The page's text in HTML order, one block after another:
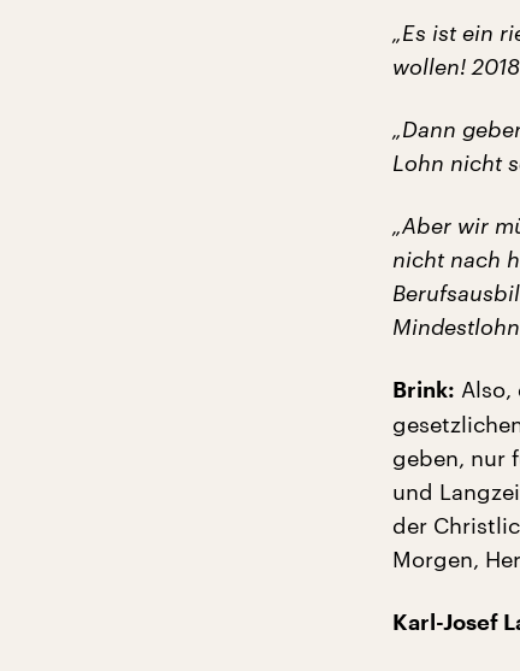
„Es ist ein
wollen!
„Dann
Lohn nicht
„Aber wir
nicht nach
Brink: Also,
geben, nur
und
der
Morgen,
Karl-Josef